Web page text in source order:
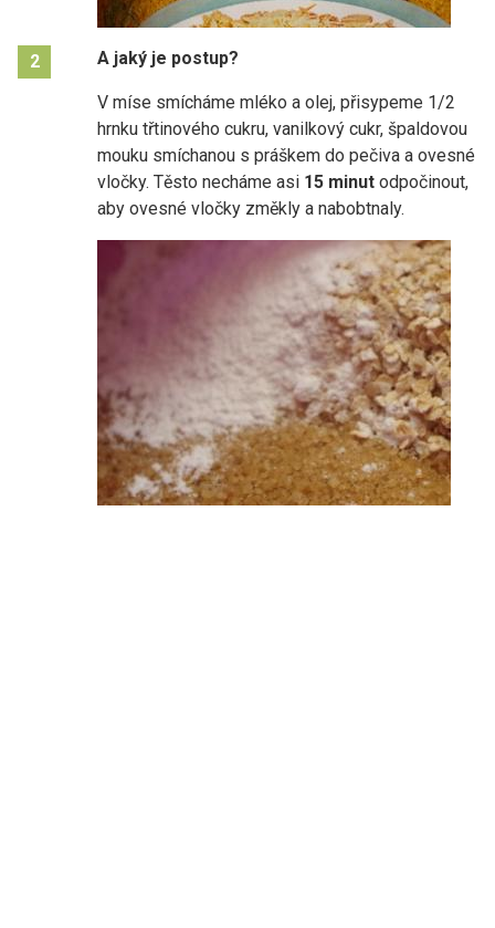
2 A jaký je postup?
V míse smícháme mléko a olej, přisypeme 1/2
hrnku třtinového cukru, vanilkový cukr, špaldovou
mouku smíchanou s práškem do pečiva a ovesné
vločky. Těsto necháme asi 15 minut odpočinout,
aby ovesné vločky změkly a nabobtnaly.